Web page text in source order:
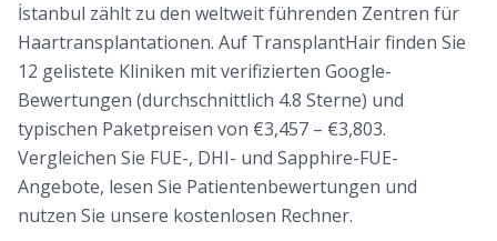
İstanbul zählt zu den weltweit führenden Zentren für
Haartransplantationen. Auf TransplantHair finden Sie
12 gelistete Kliniken mit verifizierten Google-
Bewertungen (durchschnittlich 4.8 Sterne) und
typischen Paketpreisen von €3,457 – €3,803.
Vergleichen Sie FUE-, DHI- und Sapphire-FUE-
Angebote, lesen Sie Patientenbewertungen und
nutzen Sie unsere kostenlosen Rechner.